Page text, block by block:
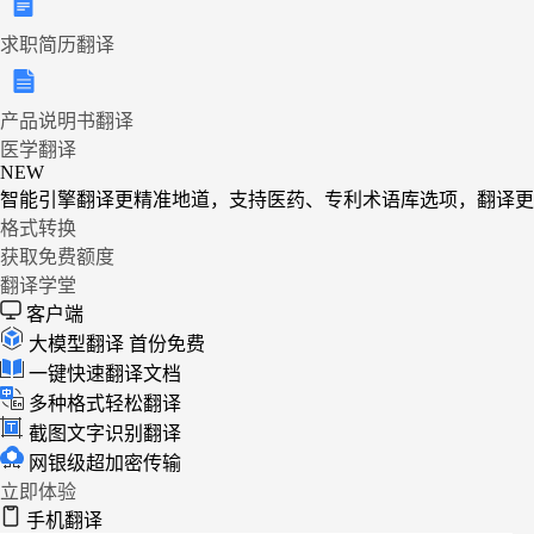
求职简历翻译
产品说明书翻译
医学翻译
NEW
智能引擎翻译更精准地道，支持医药、专利术语库选项，翻译
格式转换
获取免费额度
翻译学堂
客户端
大模型翻译 首份免费
一键快速翻译文档
多种格式轻松翻译
截图文字识别翻译
网银级超加密传输
立即体验
手机翻译